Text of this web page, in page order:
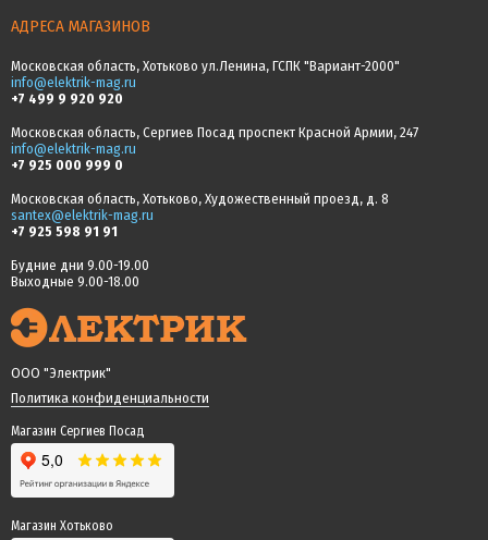
АДРЕСА МАГАЗИНОВ
Московская область, Хотьково ул.Ленина, ГСПК "Вариант-2000"
info@elektrik-mag.ru
+7 499 9 920 920
Московская область, Сергиев Посад проспект Красной Армии, 247
info@elektrik-mag.ru
+7 925 000 999 0
Московская область, Хотьково, Художественный проезд, д. 8
santex@elektrik-mag.ru
+7 925 598 91 91
Будние дни 9.00-19.00
Выходные 9.00-18.00
ООО "Электрик"
Политика конфиденциальности
Магазин Сергиев Посад
Магазин Хотьково